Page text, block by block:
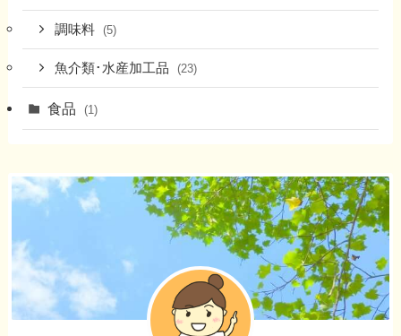
調味料 (5)
魚介類･水産加工品 (23)
食品 (1)